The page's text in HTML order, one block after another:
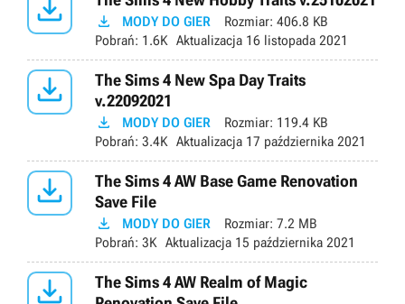
  MODY DO GIER Rozmiar: 406.8 KB
Pobrań: 1.6K Aktualizacja 16 listopada 2021

The Sims 4 New Spa Day Traits
v.22092021
 MODY DO GIER Rozmiar: 119.4 KB
Pobrań: 3.4K Aktualizacja 17 października 2021

The Sims 4 AW Base Game Renovation
Save File
 MODY DO GIER Rozmiar: 7.2 MB
Pobrań: 3K Aktualizacja 15 października 2021

The Sims 4 AW Realm of Magic